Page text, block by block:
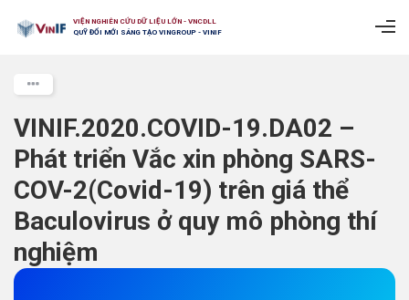
VIỆN NGHIÊN CỨU DỮ LIỆU LỚN - VNCDLL
QUỸ ĐỔI MỚI SÁNG TẠO VINGROUP - VINIF
VINIF.2020.COVID-19.DA02 –
Phát triển Vắc xin phòng SARS-
COV-2(Covid-19) trên giá thể
Baculovirus ở quy mô phòng thí
nghiệm